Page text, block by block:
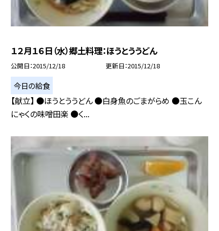
１２月１６日（水）郷土料理：ほうとううどん
公開日 2015/12/18 更新日 2015/12/18
今日の給食
【献立】 ●ほうとううどん ●白身魚のごまがらめ ●玉こん
にゃくの味噌田楽 ●く...